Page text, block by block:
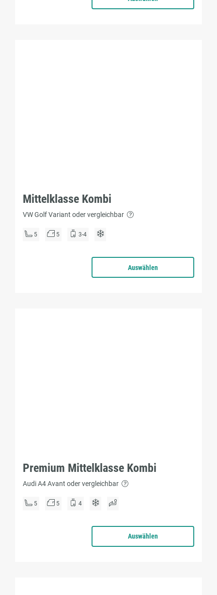
Mittelklasse Kombi
VW Golf Variant oder vergleichbar
5 5 3-4
Auswählen
Premium Mittelklasse Kombi
Audi A4 Avant oder vergleichbar
5 5 4
Auswählen